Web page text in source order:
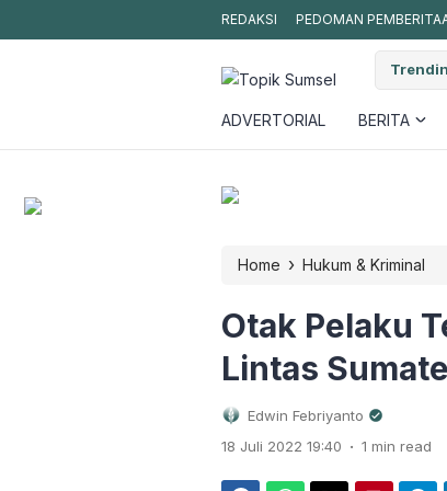
REDAKSI PEDOMAN
Pelaku Kekerasan Seksual Anak Ditangkap Polda Sumsel
ADVERTORIAL BERITA
Home › Hukum & Kriminal
Otak Pelaku
Lintas
Edwin Febriyanto
18 Juli 2022 19:40 . 1 min read